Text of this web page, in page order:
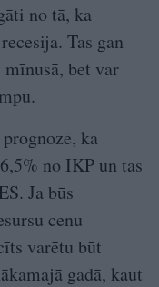
no tā, ka
Tas gan
bet var
ka
no IKP un tas
Ja būs
cenu
varētu būt
gadā, kaut